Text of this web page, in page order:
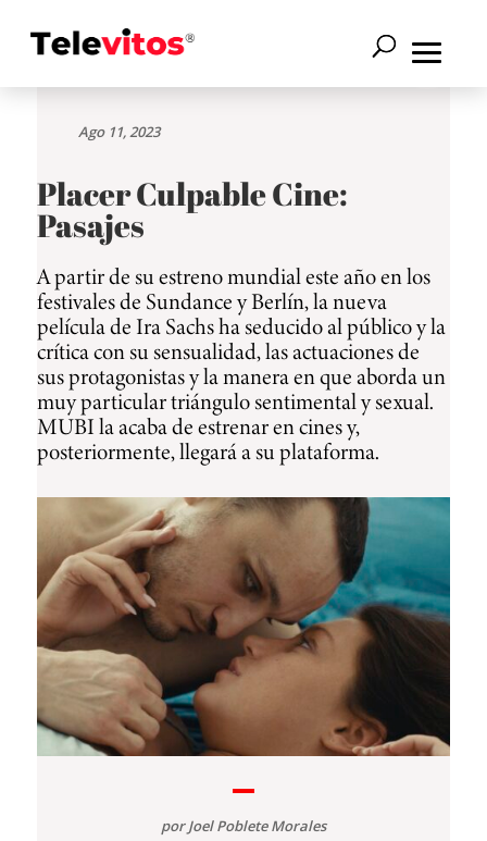
Ago 11, 2023
Placer Culpable Cine:
Pasajes
A partir de su estreno mundial este año en los
festivales de Sundance y Berlín, la nueva
película de Ira Sachs ha seducido al público y la
crítica con su sensualidad, las actuaciones de
sus protagonistas y la manera en que aborda un
muy particular triángulo sentimental y sexual.
MUBI la acaba de estrenar en cines y,
posteriormente, llegará a su plataforma.
porJoel Poblete Morales